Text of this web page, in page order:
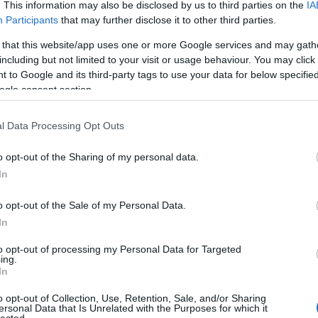
This information may also be disclosed by us to third parties on the
Participants that may further disclose it to other third parties.
that this website/app uses one or more Google services and may
but not limited to your visit or usage behaviour. You may
to Google and its third-party tags to use your data for below
consent section.
Data Processing Opt Outs
opt-out of the Sharing of my personal data.
opt-out of the Sale of my Personal Data.
opt-out of processing my Personal Data for Targeted
opt-out of Collection, Use, Retention, Sale, and/or Sharing
Data that Is Unrelated with the Purposes for which it
Normafelmutatás:
az ökológiai
Ligetvédők, fa-
szbukaktivisták
nagyszemű
állatkák eszik